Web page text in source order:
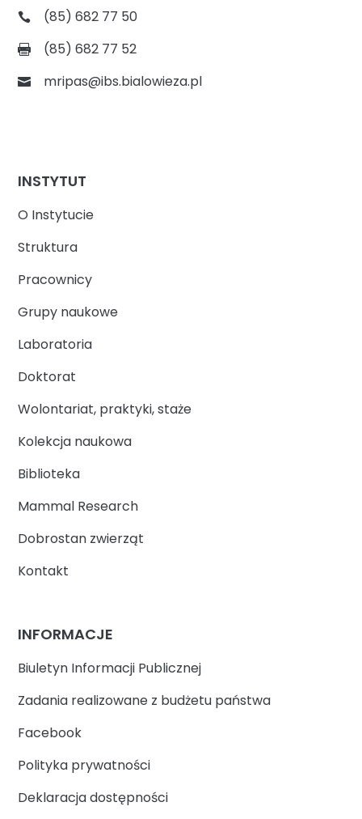
(85) 682 77 50
(85) 682 77 52
mripas@ibs.bialowieza.pl
INSTYTUT
O Instytucie
Struktura
Pracownicy
Grupy naukowe
Laboratoria
Doktorat
Wolontariat, praktyki, staże
Kolekcja naukowa
Biblioteka
Mammal Research
Dobrostan zwierząt
Kontakt
INFORMACJE
Biuletyn Informacji Publicznej
Zadania realizowane z budżetu państwa
Facebook
Polityka prywatności
Deklaracja dostępności